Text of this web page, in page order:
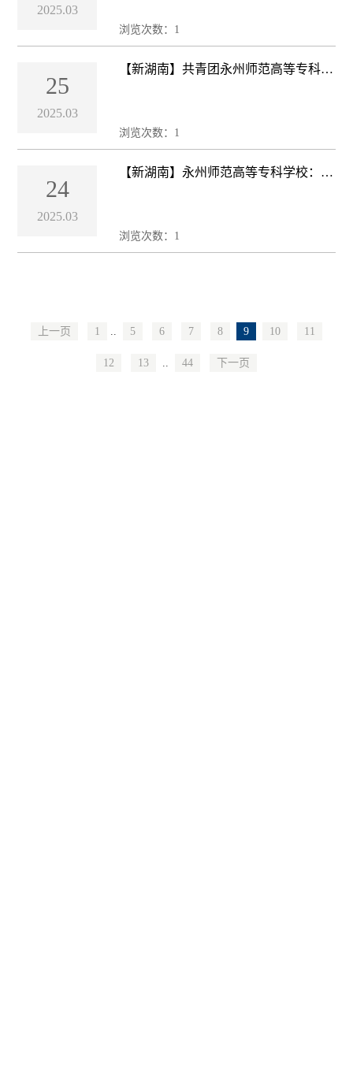
2025.03
浏览次数： 1
25
2025.03
【新湖南】共青团永州师范高等专科学
浏览次数： 1
24
2025.03
【新湖南】永州师范高等专科学校：访
浏览次数： 1
上一页 1 .. 5 6 7 8 9 10 11
12 13 .. 44 下一页